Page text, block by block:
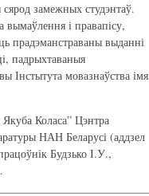
замежных студэнтаў.
вымаўлення і правапісу,
прадэманстраваны выданні
падрыхтаваныя
Інстытута мовазнаўства імя
Якуба Коласа” Цэнтра
НАН Беларусі (аддзел
Будзько І.У.,